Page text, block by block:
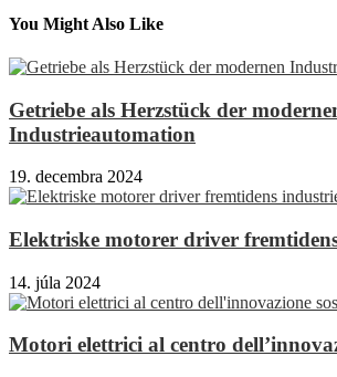
You Might Also Like
Getriebe als Herzstück der
Industrieautomation
19. decembra 2024
Elektriske motorer driver
14. júla 2024
Motori elettrici al centro